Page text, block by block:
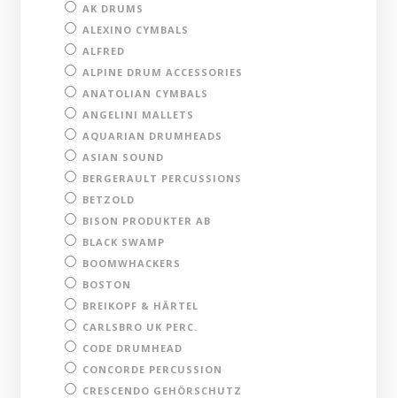
AK DRUMS
ALEXINO CYMBALS
ALFRED
ALPINE DRUM ACCESSORIES
ANATOLIAN CYMBALS
ANGELINI MALLETS
AQUARIAN DRUMHEADS
ASIAN SOUND
BERGERAULT PERCUSSIONS
BETZOLD
BISON PRODUKTER AB
BLACK SWAMP
BOOMWHACKERS
BOSTON
BREIKOPF & HÄRTEL
CARLSBRO UK PERC.
CODE DRUMHEAD
CONCORDE PERCUSSION
CRESCENDO GEHÖRSCHUTZ